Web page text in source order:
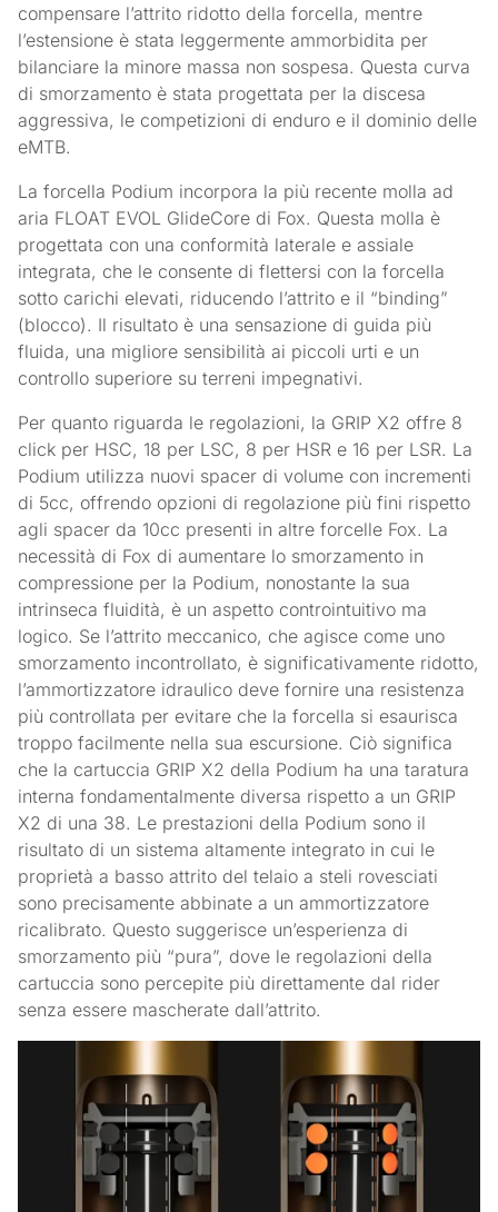
compensare l’attrito ridotto della forcella, mentre
l’estensione è stata leggermente ammorbidita per
bilanciare la minore massa non sospesa. Questa curva
di smorzamento è stata progettata per la discesa
aggressiva, le competizioni di enduro e il dominio delle
eMTB.
La forcella Podium incorpora la più recente molla ad
aria FLOAT EVOL GlideCore di Fox. Questa molla è
progettata con una conformità laterale e assiale
integrata, che le consente di flettersi con la forcella
sotto carichi elevati, riducendo l’attrito e il “binding”
(blocco). Il risultato è una sensazione di guida più
fluida, una migliore sensibilità ai piccoli urti e un
controllo superiore su terreni impegnativi.
Per quanto riguarda le regolazioni, la GRIP X2 offre 8
click per HSC, 18 per LSC, 8 per HSR e 16 per LSR. La
Podium utilizza nuovi spacer di volume con incrementi
di 5cc, offrendo opzioni di regolazione più fini rispetto
agli spacer da 10cc presenti in altre forcelle Fox. La
necessità di Fox di aumentare lo smorzamento in
compressione per la Podium, nonostante la sua
intrinseca fluidità, è un aspetto controintuitivo ma
logico. Se l’attrito meccanico, che agisce come uno
smorzamento incontrollato, è significativamente ridotto,
l’ammortizzatore idraulico deve fornire una resistenza
più controllata per evitare che la forcella si esaurisca
troppo facilmente nella sua escursione. Ciò significa
che la cartuccia GRIP X2 della Podium ha una taratura
interna fondamentalmente diversa rispetto a un GRIP
X2 di una 38. Le prestazioni della Podium sono il
risultato di un sistema altamente integrato in cui le
proprietà a basso attrito del telaio a steli rovesciati
sono precisamente abbinate a un ammortizzatore
ricalibrato. Questo suggerisce un’esperienza di
smorzamento più “pura”, dove le regolazioni della
cartuccia sono percepite più direttamente dal rider
senza essere mascherate dall’attrito.